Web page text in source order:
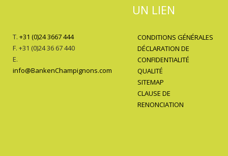
T. +31 (0)24 3667 444
F. +31 (0)24 36 67 440
E.
info@BankenChampignons.com
UN LIEN
CONDITIONS GÉNÉRALES
DÉCLARATION DE
CONFIDENTIALITÉ
QUALITÉ
SITEMAP
CLAUSE DE
RENONCIATION